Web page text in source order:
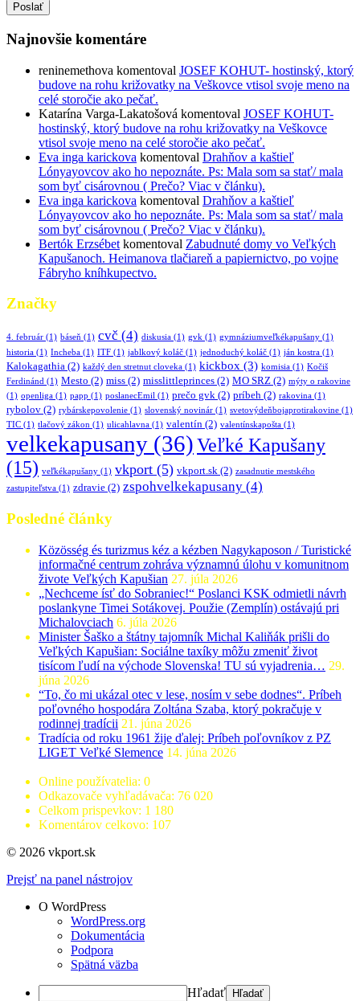
Poslať
Najnovšie komentáre
reninemethova komentoval JOSEF KOHUT- hostinský, ktorý
budove na rohu križovatky na Veškovce vtisol svoje meno na
celé storočie ako pečať.
Katarína Varga-Lakatošová komentoval JOSEF KOHUT-
hostinský, ktorý budove na rohu križovatky na Veškovce
vtisol svoje meno na celé storočie ako pečať.
Eva inga karickova komentoval Drahňov a kaštieľ
Lónyayovcov ako ho nepoznáte. Ps: Mala som sa stať/ mala
som byť cisárovnou ( Prečo? Viac v článku).
Eva inga karickova komentoval Drahňov a kaštieľ
Lónyayovcov ako ho nepoznáte. Ps: Mala som sa stať/ mala
som byť cisárovnou ( Prečo? Viac v článku).
Bertók Erzsébet komentoval Zabudnuté domy vo Veľkých
Kapušanoch. Heimanova tlačiareň a papiernictvo, po vojne
Fábryho kníhkupectvo.
Značky
4. február (1) báseň (1) cvč (4) diskusia (1) gvk (1) gymnáziumveľkékapušany (1)
historia (1) Incheba (1) ITF (1) jablkový koláč (1) jednoduchý koláč (1) ján kostra (1)
Kalokagathia (2) každý den stretnut cloveka (1) kickbox (3) komisia (1) Kočiš
Ferdinánd (1) Mesto (2) miss (2) misslittleprinces (2) MO SRZ (2) mýty o rakovine
(1) openliga (1) papp (1) poslanecEmil (1) prečo gvk (2) príbeh (2) rakovina (1)
rybolov (2) rybárskepovolenie (1) slovenský novinár (1) svetovýdeňbojaprotirakovine (1)
TIC (1) tlačový zákon (1) ulicahlavna (1) valentín (2) valentínskapošta (1)
velkekapusany (36)Veľké Kapušany
(15) veľkékapušany (1) vkport (5) vkport.sk (2) zasadnutie mestského
zastupiteľstva (1) zdravie (2) zspohvelkekapusany (4)
Posledné články
Közösség és turizmus kéz a kézben Nagykaposon / Turistické
informačné centrum zohráva významnú úlohu v komunitnom
živote Veľkých Kapušian 27. júla 2026
„Nechceme ísť do Sobraniec!“ Poslanci KSK odmietli návrh
poslankyne Timei Sotákovej. Použie (Zemplín) ostávajú pri
Michalovciach 6. júla 2026
Minister Šaško a štátny tajomník Michal Kaliňák prišli do
Veľkých Kapušian: Sociálne taxíky môžu zmeniť život
tisícom ľudí na východe Slovenska! TU sú vyjadrenia… 29.
júna 2026
“To, čo mi ukázal otec v lese, nosím v sebe dodnes“. Príbeh
poľovného hospodára Zoltána Szaba, ktorý pokračuje v
rodinnej tradícii 21. júna 2026
Tradícia od roku 1961 žije ďalej: Príbeh poľovníkov z PZ
LIGET Veľké Slemence 14. júna 2026
Online používatelia: 0
Odkazovače vyhľadávača: 76 020
Celkom prispevkov: 1 180
Komentárov celkovo: 107
© 2026 vkport.sk
Prejsť na panel nástrojov
O WordPress
WordPress.org
Dokumentácia
Podpora
Spätná väzba
Hľadať